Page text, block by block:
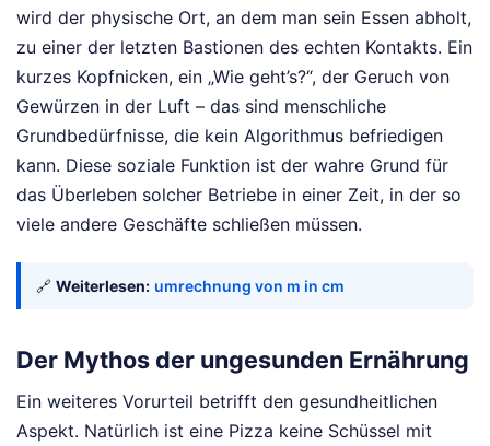
wird der physische Ort, an dem man sein Essen abholt,
zu einer der letzten Bastionen des echten Kontakts. Ein
kurzes Kopfnicken, ein „Wie geht’s?“, der Geruch von
Gewürzen in der Luft – das sind menschliche
Grundbedürfnisse, die kein Algorithmus befriedigen
kann. Diese soziale Funktion ist der wahre Grund für
das Überleben solcher Betriebe in einer Zeit, in der so
viele andere Geschäfte schließen müssen.
🔗 Weiterlesen: umrechnung von m in cm
Der Mythos der ungesunden Ernährung
Ein weiteres Vorurteil betrifft den gesundheitlichen
Aspekt. Natürlich ist eine Pizza keine Schüssel mit